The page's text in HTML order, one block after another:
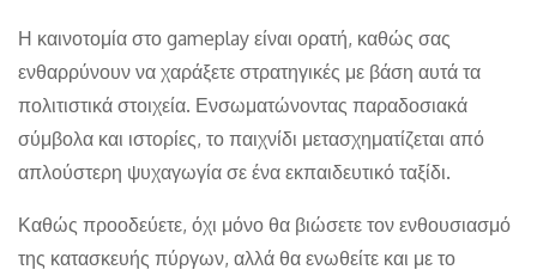
Η καινοτομία στο gameplay είναι ορατή, καθώς σας
ενθαρρύνουν να χαράξετε στρατηγικές με βάση αυτά τα
πολιτιστικά στοιχεία. Ενσωματώνοντας παραδοσιακά
σύμβολα και ιστορίες, το παιχνίδι μετασχηματίζεται από
απλούστερη ψυχαγωγία σε ένα εκπαιδευτικό ταξίδι.
Καθώς προοδεύετε, όχι μόνο θα βιώσετε τον ενθουσιασμό
της κατασκευής πύργων, αλλά θα ενωθείτε και με το